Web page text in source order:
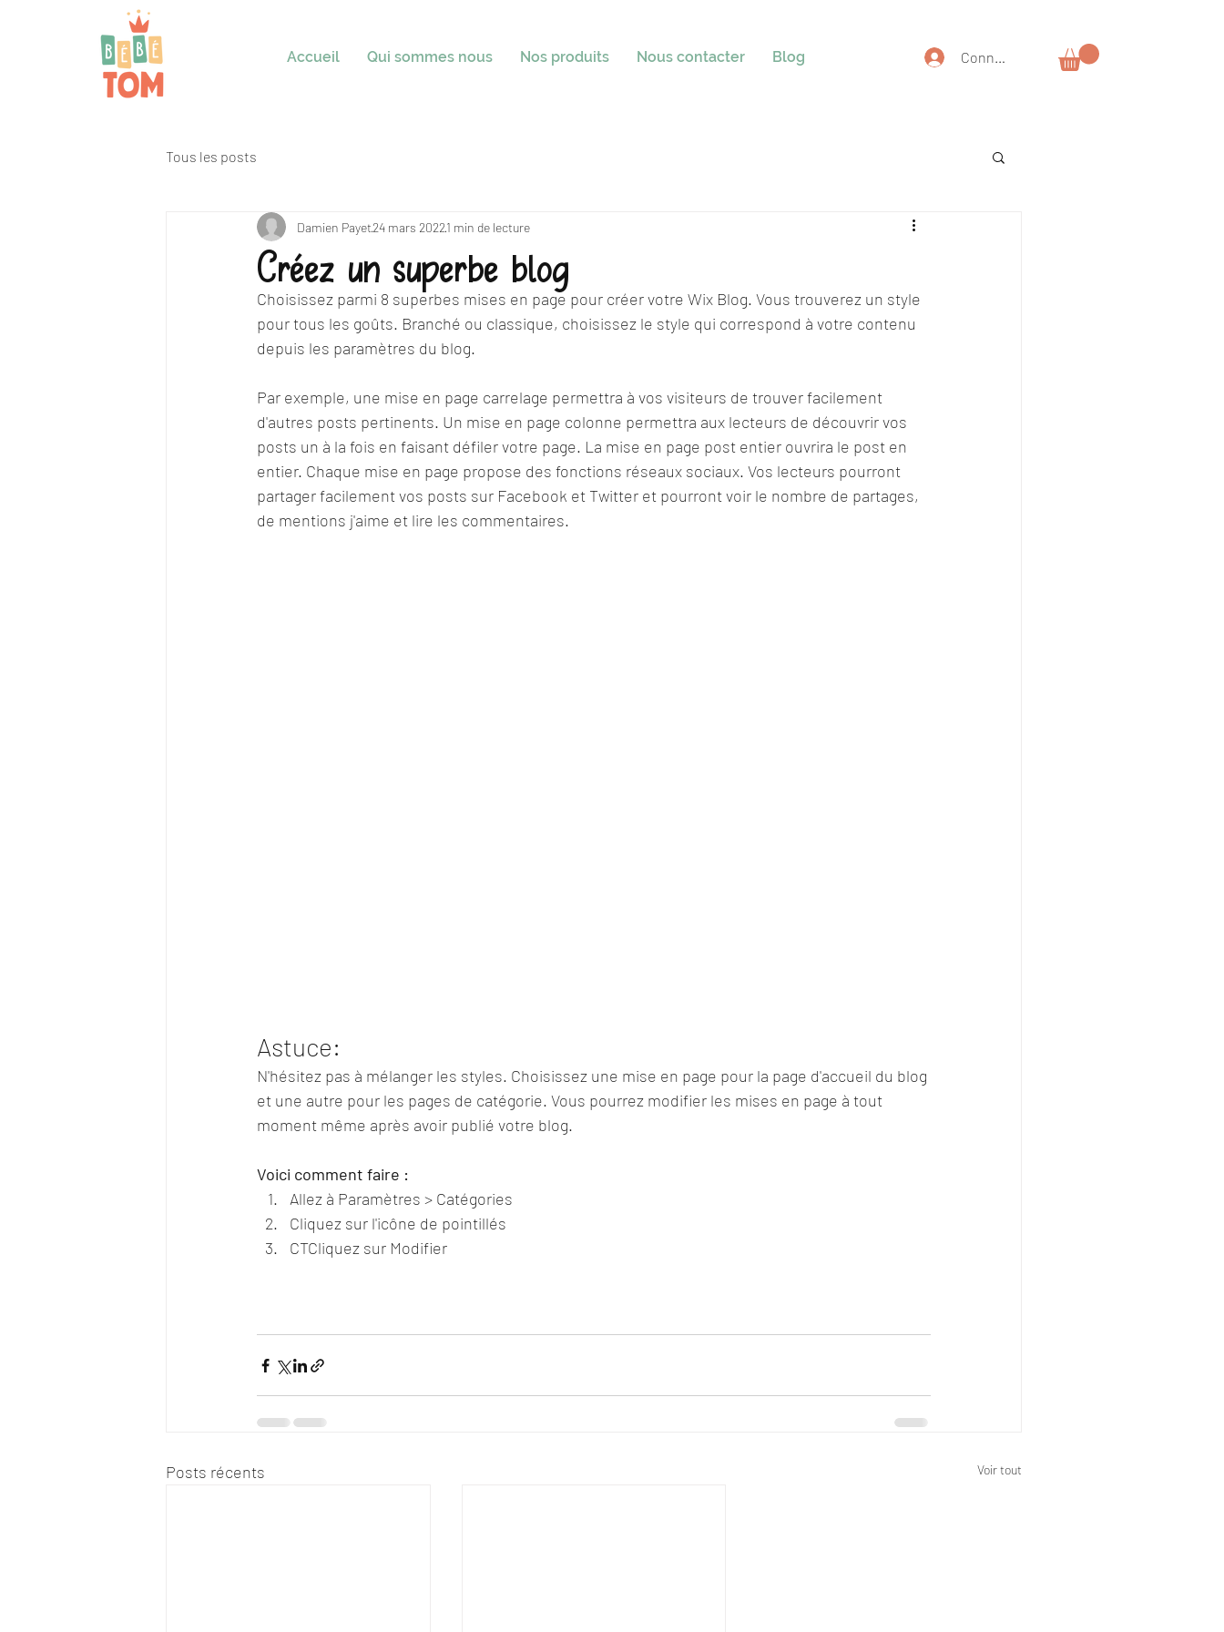
Accueil Qui sommes nous Nos produits Nous contacter Blog Connexion
Tous les posts
Créez un superbe blog
Damien Payet24 mars 20221 min de lecture
Choisissez parmi 8 superbes mises en page pour créer votre Wix Blog. Vous trouverez un style
pour tous les goûts. Branché ou classique, choisissez le style qui correspond à votre contenu
depuis les paramètres du blog.
Par exemple, une mise en page carrelage permettra à vos visiteurs de trouver facilement
d'autres posts pertinents. Un mise en page colonne permettra aux lecteurs de découvrir vos
posts un à la fois en faisant défiler votre page. La mise en page post entier ouvrira le post en
entier. Chaque mise en page propose des fonctions réseaux sociaux. Vos lecteurs pourront
partager facilement vos posts sur Facebook et Twitter et pourront voir le nombre de partages,
de mentions j'aime et lire les commentaires.
Astuce:
N'hésitez pas à mélanger les styles. Choisissez une mise en page pour la page d'accueil du blog
et une autre pour les pages de catégorie. Vous pourrez modifier les mises en page à tout
moment même après avoir publié votre blog.
Voici comment faire :
Allez à Paramètres > Catégories
Cliquez sur l'icône de pointillés
CTCliquez sur Modifier
Posts récents Voir tout